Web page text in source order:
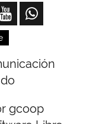
gcoop